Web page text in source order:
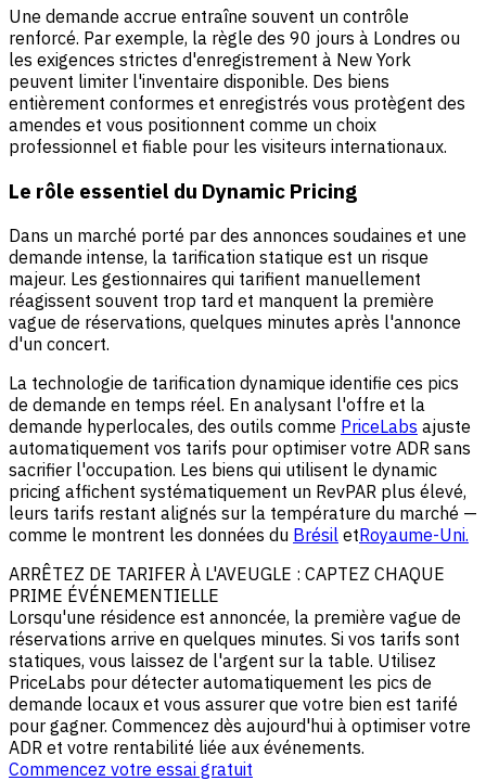
Une demande accrue entraîne souvent un contrôle
renforcé. Par exemple, la règle des 90 jours à Londres ou
les exigences strictes d'enregistrement à New York
peuvent limiter l'inventaire disponible. Des biens
entièrement conformes et enregistrés vous protègent des
amendes et vous positionnent comme un choix
professionnel et fiable pour les visiteurs internationaux.
Le rôle essentiel du Dynamic Pricing
Dans un marché porté par des annonces soudaines et une
demande intense, la tarification statique est un risque
majeur. Les gestionnaires qui tarifient manuellement
réagissent souvent trop tard et manquent la première
vague de réservations, quelques minutes après l'annonce
d'un concert.
La technologie de tarification dynamique identifie ces pics
de demande en temps réel. En analysant l'offre et la
demande hyperlocales, des outils comme PriceLabs ajuste
automatiquement vos tarifs pour optimiser votre ADR sans
sacrifier l'occupation. Les biens qui utilisent le dynamic
pricing affichent systématiquement un RevPAR plus élevé,
leurs tarifs restant alignés sur la température du marché —
comme le montrent les données du Brésil etRoyaume-Uni.
ARRÊTEZ DE TARIFER À L'AVEUGLE : CAPTEZ CHAQUE
PRIME ÉVÉNEMENTIELLE
Lorsqu'une résidence est annoncée, la première vague de
réservations arrive en quelques minutes. Si vos tarifs sont
statiques, vous laissez de l'argent sur la table. Utilisez
PriceLabs pour détecter automatiquement les pics de
demande locaux et vous assurer que votre bien est tarifé
pour gagner. Commencez dès aujourd'hui à optimiser votre
ADR et votre rentabilité liée aux événements.
Commencez votre essai gratuit